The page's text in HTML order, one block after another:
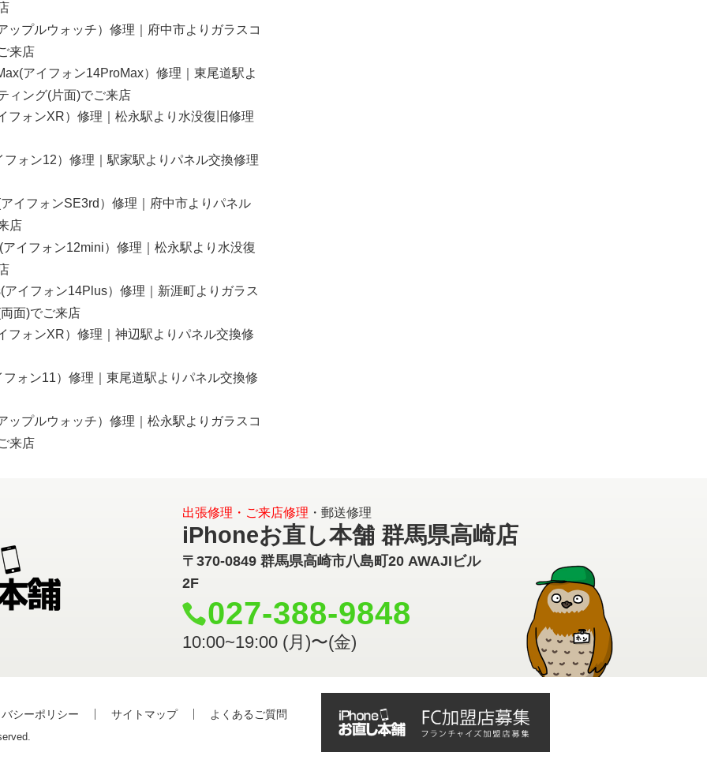
ップルウォッチ）修理｜府中市よりガラスコ
来店
アイフォン14ProMax）修理｜東尾道駅よ
ィング(片面)でご来店
フォンXR）修理｜松永駅より水没復旧修理
ォン12）修理｜駅家駅よりパネル交換修理
イフォンSE3rd）修理｜府中市よりパネル
店
イフォン12mini）修理｜松永駅より水没復
イフォン14Plus）修理｜新涯町よりガラス
面)でご来店
フォンXR）修理｜神辺駅よりパネル交換修
ォン11）修理｜東尾道駅よりパネル交換修
ップルウォッチ）修理｜松永駅よりガラスコ
来店
出張修理・ご来店修理 ・郵送修理
iPhoneお直し本舗 群馬県高崎店
〒370-0849 群馬県高崎市八島町20 AWAJIビル
2F
027-388-9848
10:00~19:00 (月)〜(金)
シーポリシー サイトマップ よくあるご質問